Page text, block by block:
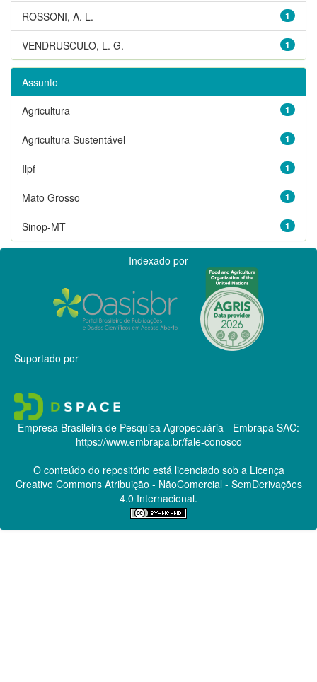
1
ROSSONI, A. L.
1
VENDRUSCULO, L. G.
Assunto
1
Agricultura
1
Agricultura Sustentável
1
Ilpf
1
Mato Grosso
1
Sinop-MT
Indexado por
Suportado por
Empresa Brasileira de Pesquisa Agropecuária - Embrapa SAC:
https://www.embrapa.br/fale-conosco
O conteúdo do repositório está licenciado sob a Licença
Creative CommonsAtribuição - NãoComercial - SemDerivações
4.0 Internacional.